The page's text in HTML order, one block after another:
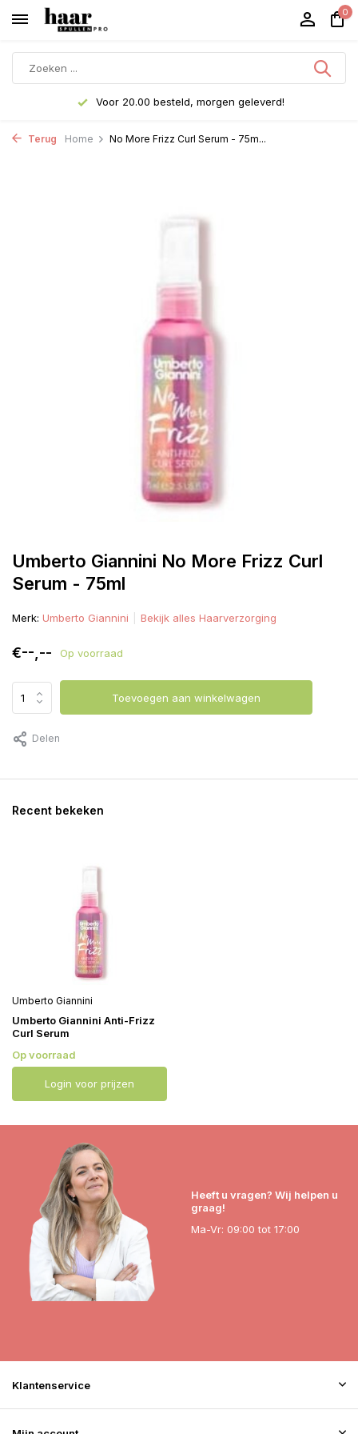
0
Voor 20.00 besteld, morgen geleverd!
Terug Home No More Frizz Curl Serum - 75m...
Umberto Giannini No More Frizz Curl
Serum - 75ml
Merk: Umberto Giannini Bekijk alles Haarverzorging
€--,-- Op voorraad
Toevoegen aan winkelwagen
Delen
Recent bekeken
Umberto Giannini
Umberto Giannini Anti-Frizz
Curl Serum
Op voorraad
Login voor prijzen
Heeft u vragen? Wij helpen u
graag!
Ma-Vr: 09:00 tot 17:00
Klantenservice